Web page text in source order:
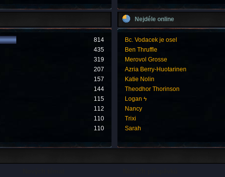
814
435
319
207
157
144
115
112
110
110
Nejdéle online
Bc. Vodacek je osel
Ben Thruffle
Merovol Grosse
Azria Berry-Huotarinen
Katie Nolin
Theodhor Thorinson
Logan ϟ
Nancy
Trixi
Sarah